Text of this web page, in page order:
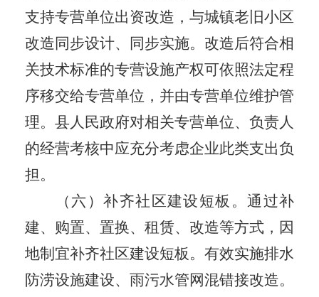
支持专营单位出资改造，与城镇老旧小区
改造同步设计、同步实施。改造后符合相
关技术标准的专营设施产权可依照法定程
序移交给专营单位，并由专营单位维护管
理。 县人民政府对相关专营单位、负责人
的经营考核中应充分考虑企业此类支出负
担。
（六）补齐社区建设短板。通过补
建、购置、置换、租赁、改造等方式，因
地制宜补齐社区建设短板。有效实施排水
防涝设施建设、雨污水管网混错接改造。